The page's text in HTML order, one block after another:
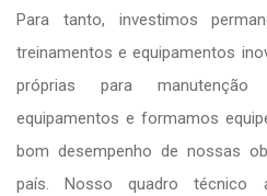
Para tanto, investimos
treinamentos e equipamentos
próprias para
equipamentos e formamos
bom desempenho de nossas
país. Nosso quadro técnico